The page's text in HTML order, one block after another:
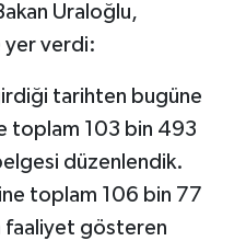
Uraloğlu,
yer verdi:
tarihten bugüne
toplam 103 bin 493
düzenlendik.
toplam 106 bin 77
faaliyet gösteren